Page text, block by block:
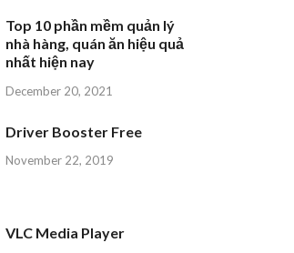
Top 10 phần mềm quản lý
nhà hàng, quán ăn hiệu quả
nhất hiện nay
December 20, 2021
Driver Booster Free
November 22, 2019
VLC Media Player